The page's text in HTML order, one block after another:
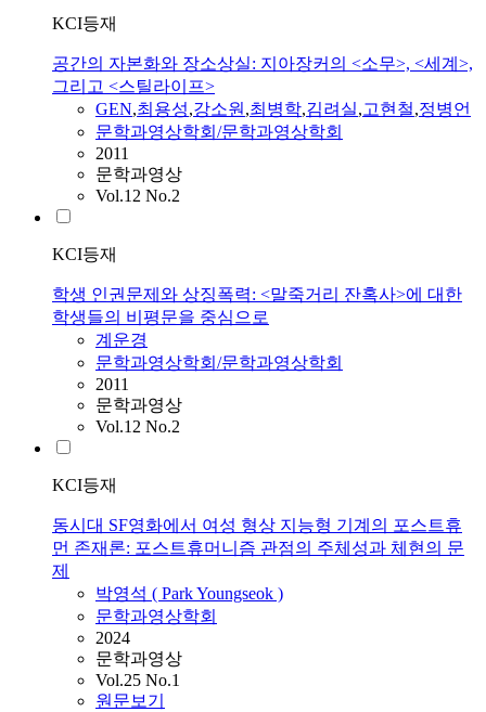
KCI등재
공간의 자본화와 장소상실: 지아장커의 <소무>, <세계>,
그리고 <스틸라이프>
GEN,최용성,강소원,최병학,김려실,고현철,정병언
문학과영상학회/문학과영상학회
2011
문학과영상
Vol.12 No.2
KCI등재
학생 인권문제와 상징폭력: <말죽거리 잔혹사>에 대한
학생들의 비평문을 중심으로
계운경
문학과영상학회/문학과영상학회
2011
문학과영상
Vol.12 No.2
KCI등재
동시대 SF영화에서 여성 형상 지능형 기계의 포스트휴
먼 존재론: 포스트휴머니즘 관점의 주체성과 체현의 문
제
박영석 ( Park Youngseok )
문학과영상학회
2024
문학과영상
Vol.25 No.1
원문보기